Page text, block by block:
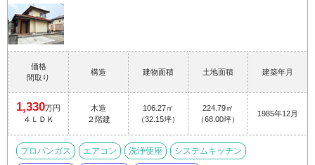
価格
間取り
構造 建物面積 土地面積 建築年月
1,330万円
４ＬＤＫ
木造
２階建
106.27㎡
（32.15坪）
224.79㎡
（68.00坪）
1985年12月
プロパンガス エアコン 洗浄便座 システムキッチン